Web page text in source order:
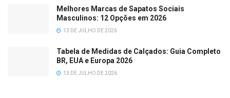
Melhores Marcas de Sapatos Sociais
Masculinos: 12 Opções em 2026
13 DE JULHO DE 2026
Tabela de Medidas de Calçados: Guia Completo
BR, EUA e Europa 2026
13 DE JULHO DE 2026